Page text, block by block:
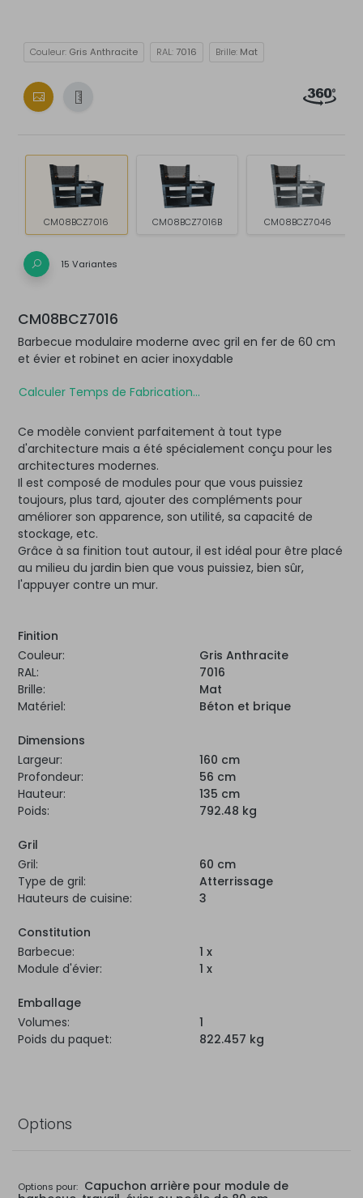
Couleur: Gris Anthracite RAL:7016 Brille: Mat
CM08BCZ7016 CM08BCZ7016B CM08BCZ7046
15 Variantes
CM08BCZ7016
Barbecue modulaire moderne avec gril en fer de 60 cm
et évier et robinet en acier inoxydable
Calculer Temps de Fabrication...
Ce modèle convient parfaitement à tout type
d'architecture mais a été spécialement conçu pour les
architectures modernes.
Il est composé de modules pour que vous puissiez
toujours, plus tard, ajouter des compléments pour
améliorer son apparence, son utilité, sa capacité de
stockage, etc.
Grâce à sa finition tout autour, il est idéal pour être placé
au milieu du jardin bien que vous puissiez, bien sûr,
l'appuyer contre un mur.
Finition
Couleur:
Gris Anthracite
RAL:
7016
Brille:
Mat
Matériel:
Béton et brique
Dimensions
Largeur:
160 cm
Profondeur:
56 cm
Hauteur:
135 cm
Poids:
792.48 kg
Gril
Gril:
60 cm
Type de gril:
Atterrissage
Hauteurs de cuisine:
3
Constitution
Barbecue:
1 x
Module d'évier:
1 x
Emballage
Volumes:
1
Poids du paquet:
822.457 kg
Options
Options pour: Capuchon arrière pour module de